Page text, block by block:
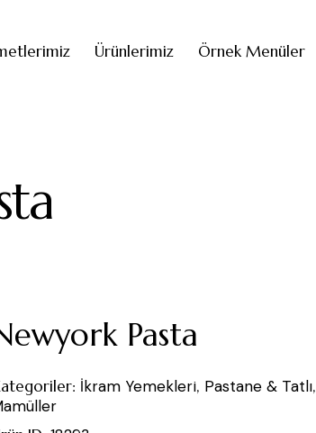
Ürünlerimiz Örnek Menüler
Pasta
İkram Yemekleri, Pastane & Tatlı,